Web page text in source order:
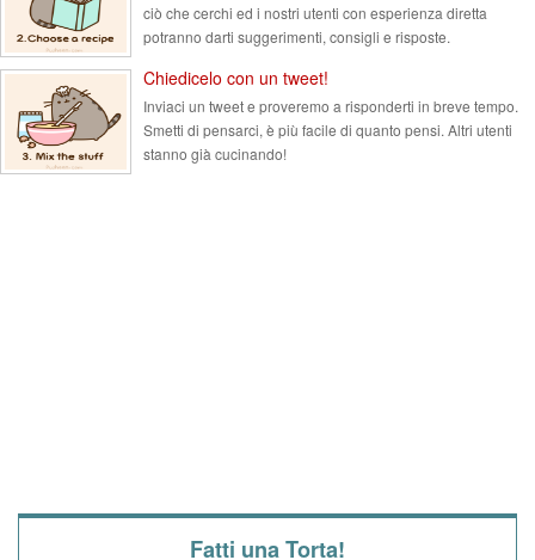
ciò che cerchi ed i nostri utenti con esperienza diretta
potranno darti suggerimenti, consigli e risposte.
Chiedicelo con un tweet!
Inviaci un tweet e proveremo a risponderti in breve tempo.
Smetti di pensarci, è più facile di quanto pensi. Altri utenti
stanno già cucinando!
Fatti una Torta!